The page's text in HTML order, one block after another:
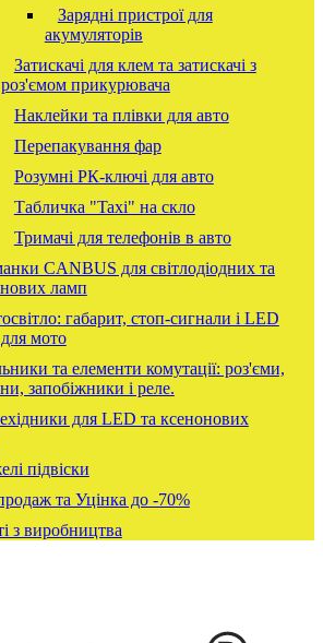
Зарядні пристрої для
акумуляторів
Затискачі для клем та затискачі з
роз'ємом прикурювача
Наклейки та плівки для авто
Перепакування фар
Розумні РК-ключі для авто
Табличка "Taxi" на скло
Тримачі для телефонів в авто
CANBUS для світлодіодних та
ламп
габарит, стоп-сигнали і LED
мото
та елементи комутації: роз'єми,
запобіжники і реле.
для LED та ксенонових
підвіски
та Уцінка до -70%
з виробництва